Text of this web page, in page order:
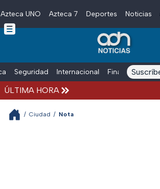
Skip to main content
Azteca UNO Azteca 7 Deportes Noticias
Seguridad Internacional Finanzas adn
ÚLTIMA HORA
/ Ciudad / Nota